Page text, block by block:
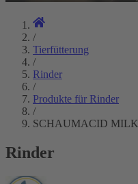
/
Tierfütterung
/
Rinder
/
Produkte für Rinder
/
SCHAUMACID MILK
Rinder